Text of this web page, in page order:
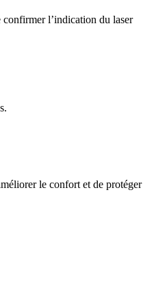
confirmer l’indication du laser
le confort et de protéger